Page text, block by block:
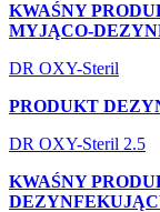
KWAŚNY
MYJĄCO-
DR OXY-Steril
PRODUKT
DR OXY-Steril 2.5
KWAŚNY